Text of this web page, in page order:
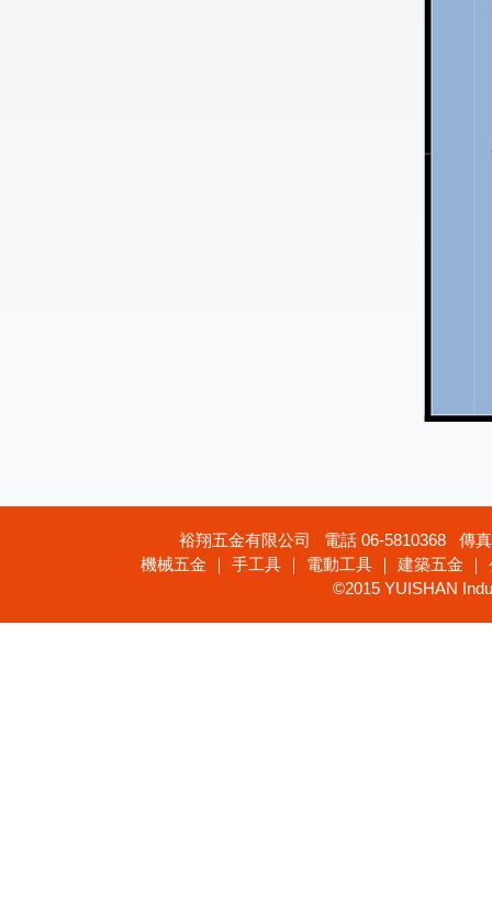
裕翔五金有限公司 電話 06-5810368 傳
機械五金 ｜ 手工具 ｜ 電動工具 ｜ 建築五金
©2015 YUISHAN